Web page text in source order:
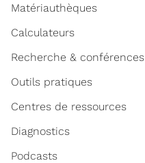
Matériauthèques
Calculateurs
Recherche & conférences
Outils pratiques
Centres de ressources
Diagnostics
Podcasts